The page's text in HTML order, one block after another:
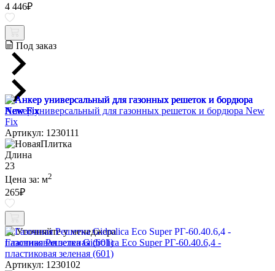
4 446₽
Под заказ
Анкер универсальный для газонных решеток и бордюра New
Fix
Артикул: 1230111
Длина
23
Цена за: м2
265₽
Уточняйте у менеджера
Газонная Решетка Gidrolica Eco Super РГ-60.40.6,4 -
пластиковая зеленая (601)
Артикул: 1230102